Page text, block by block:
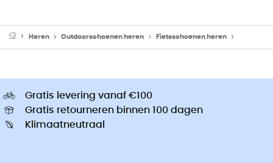
Heren Outdoorschoenen heren Fietsschoenen heren
Gratis levering vanaf €100
Gratis retourneren binnen 100 dagen
Klimaatneutraal